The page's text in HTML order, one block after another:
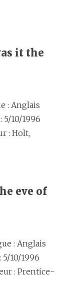
it the
: Anglais
5/10/1996
: Holt,
eve of
: Anglais
5/10/1996
: Prentice-